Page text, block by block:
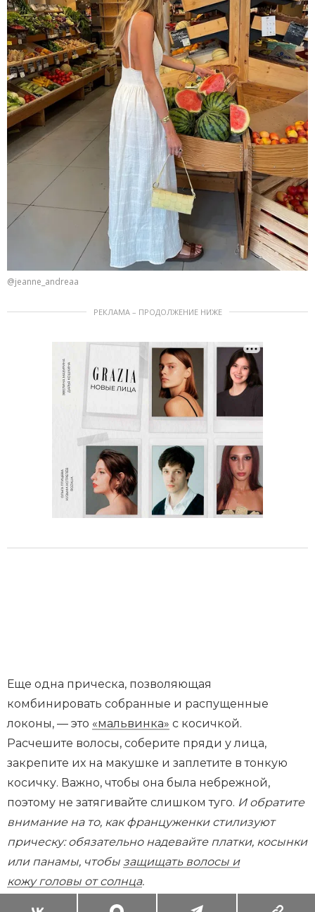
@jeanne_andreaa
РЕКЛАМА – ПРОДОЛЖЕНИЕ НИЖЕ
Еще одна прическа, позволяющая
комбинировать собранные и распущенные
локоны, — это «мальвинка» с косичкой.
Расчешите волосы, соберите пряди у лица,
закрепите их на макушке и заплетите в тонкую
косичку. Важно, чтобы она была небрежной,
поэтому не затягивайте слишком туго. И обратите
внимание на то, как француженки стилизуют
прическу: обязательно надевайте платки, косынки
или панамы, чтобы защищать волосы и
кожу головы от солнца.